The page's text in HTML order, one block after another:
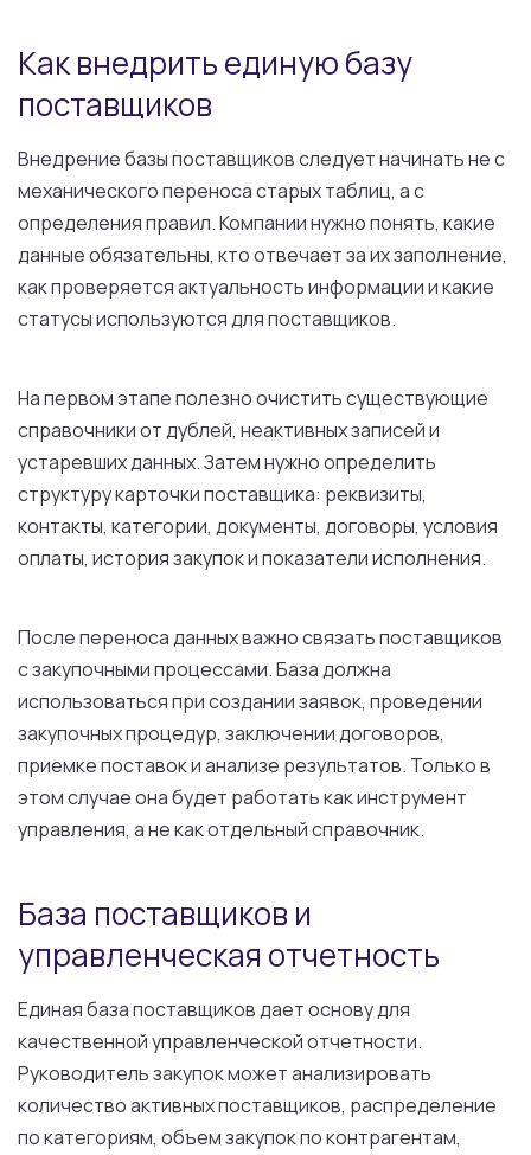
Как внедрить единую базу
поставщиков
Внедрение базы поставщиков следует начинать не с
механического переноса старых таблиц, а с
определения правил. Компании нужно понять, какие
данные обязательны, кто отвечает за их заполнение,
как проверяется актуальность информации и какие
статусы используются для поставщиков.
На первом этапе полезно очистить существующие
справочники от дублей, неактивных записей и
устаревших данных. Затем нужно определить
структуру карточки поставщика: реквизиты,
контакты, категории, документы, договоры, условия
оплаты, история закупок и показатели исполнения.
После переноса данных важно связать поставщиков
с закупочными процессами. База должна
использоваться при создании заявок, проведении
закупочных процедур, заключении договоров,
приемке поставок и анализе результатов. Только в
этом случае она будет работать как инструмент
управления, а не как отдельный справочник.
База поставщиков и
управленческая отчетность
Единая база поставщиков дает основу для
качественной управленческой отчетности.
Руководитель закупок может анализировать
количество активных поставщиков, распределение
по категориям, объем закупок по контрагентам,